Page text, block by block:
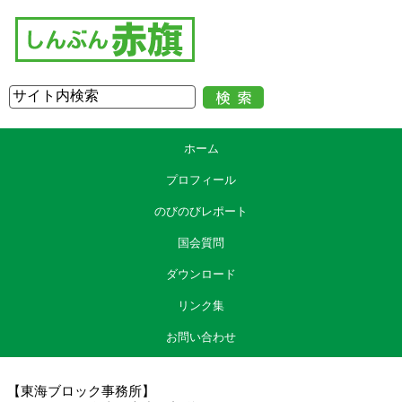
ホーム
プロフィール
のびのびレポート
国会質問
ダウンロード
リンク集
お問い合わせ
【東海ブロック事務所】